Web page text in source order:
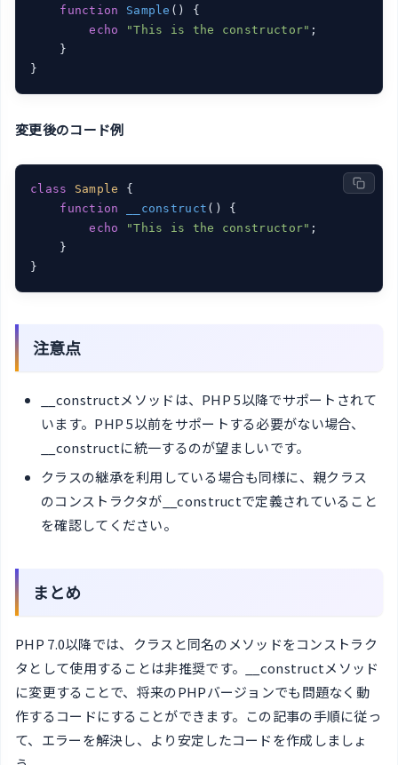
function Sample ()
{
echo
"This is the constructor" ;
    }
}
変更後のコード例
class Sample
{
function
__construct ()
{
echo
"This is the constructor" ;
    }
}
注意点
__constructメソッドは、PHP 5以降でサポートされて
います。PHP 5以前をサポートする必要がない場合、
__constructに統一するのが望ましいです。
クラスの継承を利用している場合も同様に、親クラス
のコンストラクタが__constructで定義されていること
を確認してください。
まとめ
PHP 7.0以降では、クラスと同名のメソッドをコンストラク
タとして使用することは非推奨です。__constructメソッド
に変更することで、将来のPHPバージョンでも問題なく動
作するコードにすることができます。この記事の手順に従っ
て、エラーを解決し、より安定したコードを作成しましょ